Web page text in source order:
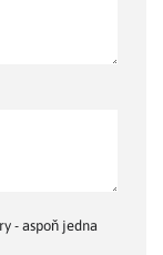
- aspoň jedna